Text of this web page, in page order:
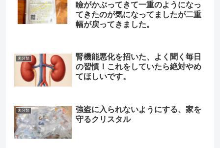
瞼がかぶってきて一重のようになっ
てきたのが気になってましたが二重
幅が戻ってきました。
未分類
腎機能悪化を招いた、よく聞く毎日
の習慣！これをしていたら絶対やめ
てほしいです。
未分類
強盗に入られないようにする、家を
守るクリスタル